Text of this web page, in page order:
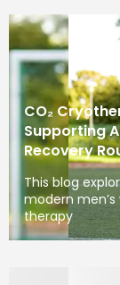
CO₂
Supporting
Recovery
This blog
modern
therapy